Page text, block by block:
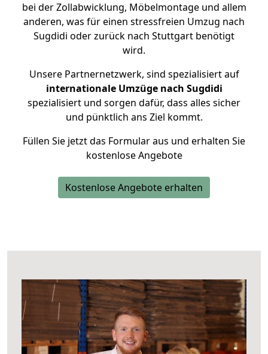
bei der Zollabwicklung, Möbelmontage und allem
anderen, was für einen stressfreien Umzug nach
Sugdidi oder zurück nach Stuttgart benötigt
wird.
Unsere Partnernetzwerk, sind spezialisiert auf
internationale Umzüge nach Sugdidi
spezialisiert und sorgen dafür, dass alles sicher
und pünktlich ans Ziel kommt.
Füllen Sie jetzt das Formular aus und erhalten Sie
kostenlose Angebote
Kostenlose Angebote erhalten